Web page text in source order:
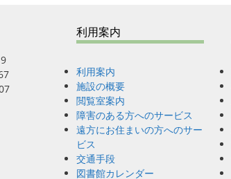
利用案内
利用案内
施設の概要
閲覧室案内
障害のある方へのサービス
遠方にお住まいの方へのサー
ビス
交通手段
図書館カレンダー